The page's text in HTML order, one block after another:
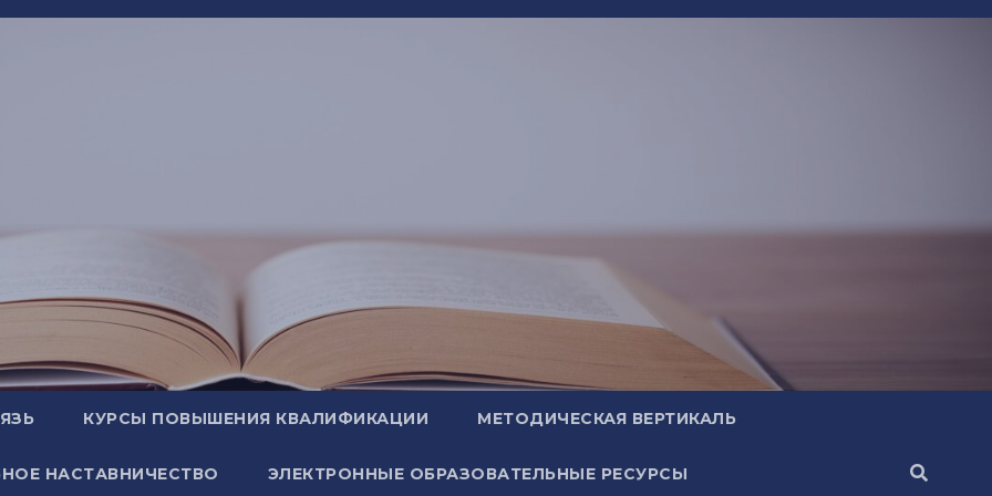
КУРСЫ ПОВЫШЕНИЯ КВАЛИФИКАЦИИ МЕТОДИЧЕСКАЯ ВЕРТИКАЛЬ
НАСТАВНИЧЕСТВО ЭЛЕКТРОННЫЕ ОБРАЗОВАТЕЛЬНЫЕ РЕСУРСЫ